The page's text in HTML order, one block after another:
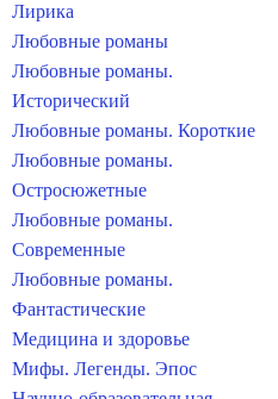
Лирика
Любовные романы
Любовные романы.
Исторический
Любовные романы. Короткие
Любовные романы.
Остросюжетные
Любовные романы.
Современные
Любовные романы.
Фантастические
Медицина и здоровье
Мифы. Легенды. Эпос